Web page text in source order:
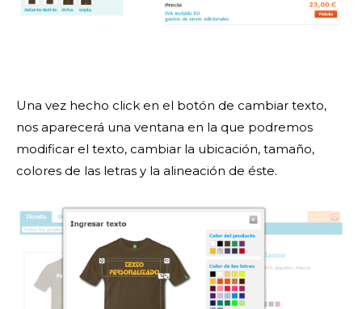
Una vez hecho click en el botón de cambiar texto,
nos aparecerá una ventana en la que podremos
modificar el texto, cambiar la ubicación, tamaño,
colores de las letras y la alineación de éste.